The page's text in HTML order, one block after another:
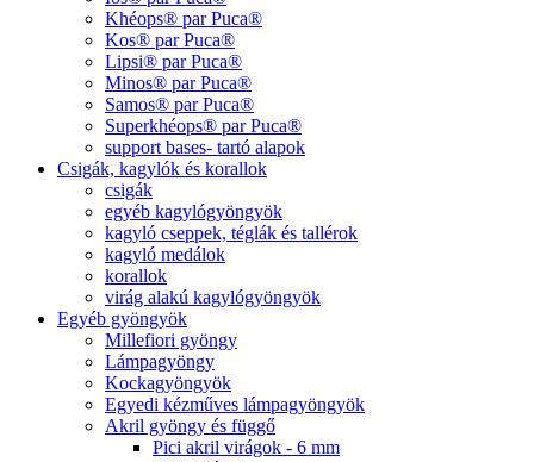
Khéops® par Puca®
Kos® par Puca®
Lipsi® par Puca®
Minos® par Puca®
Samos® par Puca®
Superkhéops® par Puca®
support bases- tartó alapok
Csigák, kagylók és korallok
csigák
egyéb kagylógyöngyök
kagyló cseppek, téglák és tallérok
kagyló medálok
korallok
virág alakú kagylógyöngyök
Egyéb gyöngyök
Millefiori gyöngy
Lámpagyöngy
Kockagyöngyök
Egyedi kézműves lámpagyöngyök
Akril gyöngy és függő
Pici akril virágok - 6 mm